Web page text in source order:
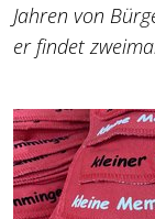
Jahren von
er findet